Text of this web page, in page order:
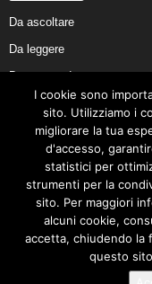
Da ascoltare
Da leggere
Da non perdere
Da conoscere
Da preservare
Da vivere
Cookie Policy
I cookie sono
sito. Utilizziamo i
migliorare la tua
d'accesso,
statistici per
strumenti per la
sito. Per maggiori
alcuni cookie,
accetta, chiudendo la
questo